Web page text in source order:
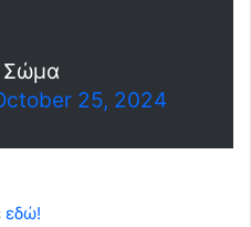
Σώμα
25, 2024
εδώ!